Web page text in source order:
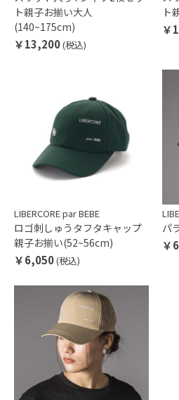
ト親子お揃い大人
(140~175cm)
￥13,200(税込)
ト
￥
LIBERCORE par BEBE
ロゴ刺しゅうタフタキャップ
親子お揃い(52~56cm)
￥6,050(税込)
パ
￥